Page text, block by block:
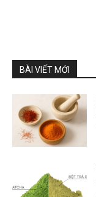
BÀI VIẾT MỚI